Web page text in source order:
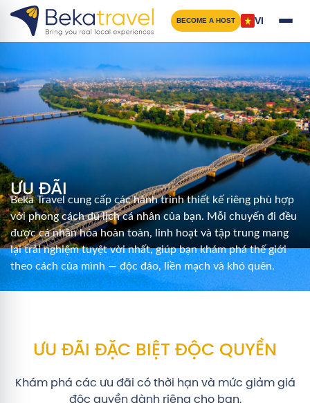
Nhảy
đến
BECOME A HOST VI
ƯU ĐÃI
Beka Travel cung cấp các hành trình thiết kế riêng phù hợp
với phong cách du lịch cá nhân của bạn. Mỗi chuyến đi đều
được cá nhân hóa hoàn toàn, linh hoạt và tập trung mang
lại trải nghiệm tuyệt vời nhất, giúp bạn khám phá thế giới
theo cách của mình — độc đáo, liền mạch và khó quên.
ƯU ĐÃI ĐẶC BIỆT ĐỘC QUYỀN
Khám phá các ưu đãi có thời hạn và mức giảm giá
độc quyền dành riêng cho bạn.